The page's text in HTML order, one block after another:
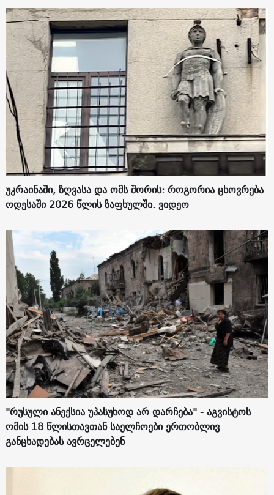
უკრაინაში, ზღვასა და ომს შორის: როგორია ცხოვრება
ოდესაში 2026 წლის ზაფხულში. ვიდეო
"რუსული ანექსია უპასუხოდ არ დარჩება" - აგვისტოს
ომის 18 წლისთავთან საელჩოები ერთობლივ
განცხადებას ავრცელებენ